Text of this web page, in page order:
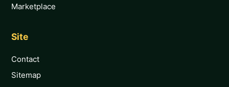
Marketplace
Site
Contact
Sitemap